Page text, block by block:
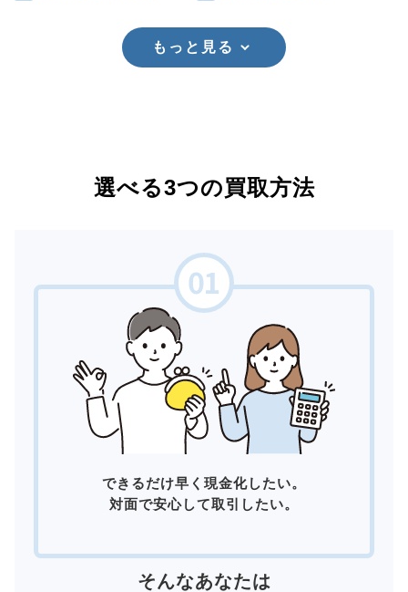
もっと見る
選べる3つの買取方法
できるだけ早く現金化したい。
対面で安心して取引したい。
そんなあなたは